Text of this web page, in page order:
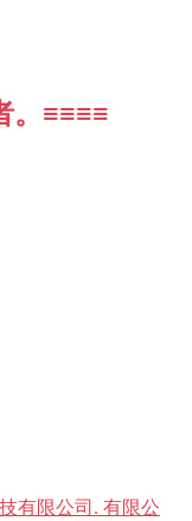
。≡≡≡≡
有限公司. 有限公